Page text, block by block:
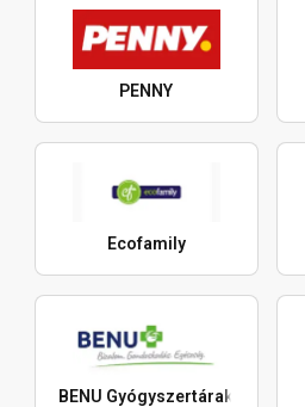
PENNY
Ecofamily
BENU Gyógyszertárak